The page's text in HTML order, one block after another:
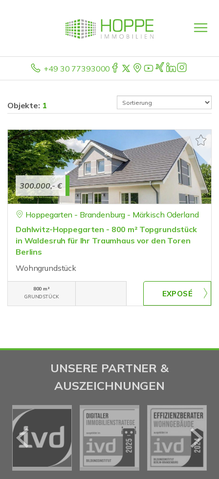
+49 30 77393000
Objekte: 1
300.000,- €
Hoppegarten - Brandenburg - Märkisch Oderland
Dahlwitz-Hoppegarten - 800 m² Topgrundstück
in Waldesruh für Ihr Traumhaus vor den Toren
Berlins
Wohngrundstück
800 m²
GRUNDSTÜCK
UNSERE PARTNER &
AUSZEICHNUNGEN